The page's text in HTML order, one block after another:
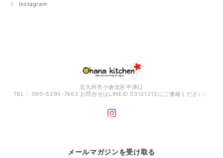
Instagram
北九州市小倉北区中津口
TEL： 090-5295-7463 お問合せはLINEID 03121212にご連絡ください。
メールマガジンを受け取る